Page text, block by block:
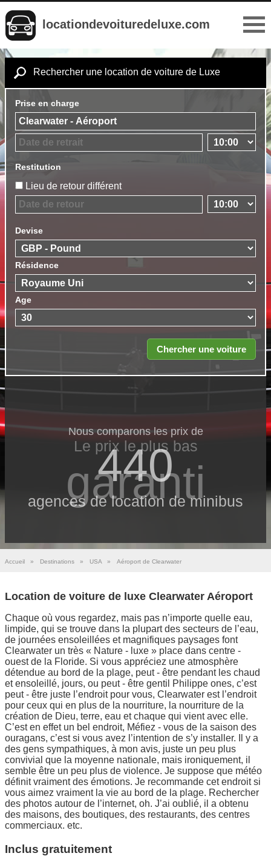
locationdevoituredeluxe.com
Rechercher une location de voiture de Luxe
Prise en charge
Restitution
Lieu de retour différent
Devise
Résidence
Age
Nous comparons les prix de
440
agences de location de minibus
Le prix le​ plus bas
garanti
Accueil » Destinations » USA » Aéroport de Clearwater
Location de voiture de luxe Clearwater Aéroport
Chaque où vous regardez, mais pas n’importe quelle eau,
limpide, qui se trouve dans la plupart des secteurs de l’eau,
de journées ensoleillées et magnifiques paysages font
Clearwater un très « Nature - luxe » place dans centre -
ouest de la Floride. Si vous appréciez une atmosphère
détendue au bord de la plage, peut - être pendant les chaud
et ensoleillé, jours, ou peut - être gentil Philippe ones, c’est
peut - être juste l’endroit pour vous, Clearwater est l’endroit
pour ceux qui en plus de la nourriture, la nourriture de la
création de Dieu, terre, eau et chaque qui vient avec elle.
C’est en effet un bel endroit, Méfiez - vous de la saison des
ouragans, c’est si vous avez l’intention de s’y installer. Il y a
des gens sympathiques, à mon avis, juste un peu plus
convivial que la moyenne nationale, mais ironiquement, il
semble être un peu plus de violence. Je suppose que météo
définit vraiment des émotions. Je recommande cet endroit si
vous aimez vraiment la vie au bord de la plage. Rechercher
des photos autour de l’internet, oh. J’ai oublié, il a obtenu
des maisons, des boutiques, des restaurants, des centres
commerciaux. etc.
Inclus gratuitement